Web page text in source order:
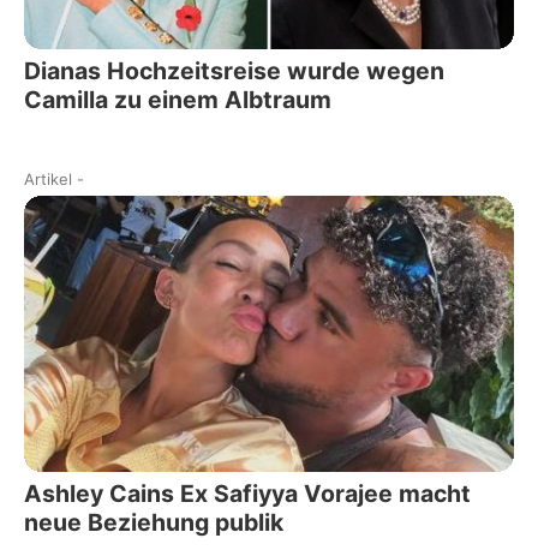
Dianas Hochzeitsreise wurde wegen
Camilla zu einem Albtraum
Artikel -
Ashley Cains Ex Safiyya Vorajee macht
neue Beziehung publik